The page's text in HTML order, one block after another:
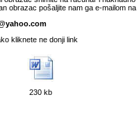
obrazac pošaljite nam ga e-mailom na
kliknete ne donji link
230 kb